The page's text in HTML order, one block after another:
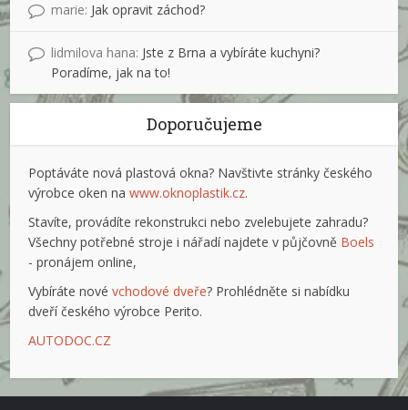
marie: Jak opravit záchod?
lidmilova hana: Jste z Brna a vybíráte kuchyni?
Poradíme, jak na to!
Doporučujeme
Poptáváte nová plastová okna? Navštivte stránky českého
výrobce oken nawww.oknoplastik.cz.
Stavíte, provádíte rekonstrukci nebo zvelebujete zahradu?
Všechny potřebné stroje i nářadí najdete v půjčovně Boels
- pronájem online,
Vybíráte novévchodové dveře? Prohlédněte si nabídku
dveří českého výrobce Perito.
AUTODOC.CZ